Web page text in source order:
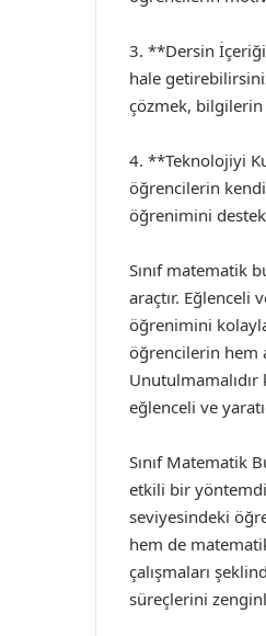
3. **Dersin
hale
çözmek, bilgilerin
4. **Teknolojiyi
öğrencilerin kendi
öğrenimini
Sınıf matematik
araçtır.
öğrenimini
öğrencilerin hem
eğlenceli ve
Sınıf Matematik
etkili bir
seviyesindeki
hem de
çalışmaları
süreçlerini